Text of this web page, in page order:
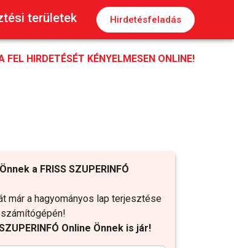
területek Hirdetésfeladás
FEL HIRDETÉSÉT KÉNYELMESEN ONLINE!
a FRISS SZUPERINFÓ
már a hagyományos lap terjesztése
Online Önnek is jár!